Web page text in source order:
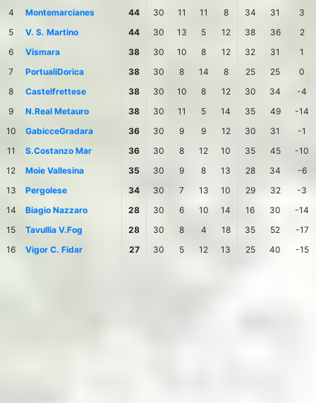
4
Montemarcianes 44 30 11 11 8 34 31
3
5
V. S. Martino 44 30 13 5 12 38 36
2
6
Vismara 38 30 10 8 12 32 31
1
7
PortualiDorica 38 30 8 14 8 25 25
0
8
Castelfrettese 38 30 10 8 12 30 34
-4
9
N.Real Metauro 38 30 11 5 14 35 49
-14
10
GabicceGradara 36 30 9 9 12 30 31
-1
11
S.Costanzo Mar 36 30 8 12 10 35 45
-10
12
Moie Vallesina 35 30 9 8 13 28 34
-6
13
Pergolese 34 30 7 13 10 29 32
-3
14
Biagio Nazzaro 28 30 6 10 14 16 30
-14
15
Tavullia V.Fog 28 30 8 4 18 35 52
-17
16
Vigor C. Fidar 27 30 5 12 13 25 40 -15